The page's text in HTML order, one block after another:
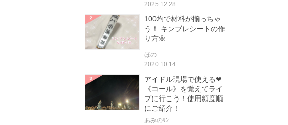
2025.12.28
100均で材料が揃っちゃ
う！ キンブレシートの作
り方🌼
ほの
2020.10.14
アイドル現場で使える❤
《コール》を覚えてライ
ブに行こう！使用頻度順
にご紹介！
あみのｻﾝ